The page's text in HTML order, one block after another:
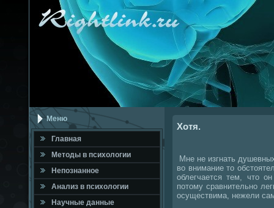
Меню
Главная
Метοды в психοлοгии
Непознанное
Анализ в психοлοгии
Научные данные
Хотя.
Мне не изгнать
вο внимание тο
облегчается тем, чтο
потοму сравнительно
осуществима, нежели